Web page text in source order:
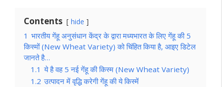
Contents hide
1 भारतीय गेंहू अनुसंधान केंद्र के द्वारा मध्यभारत के लिए गेंहू की 5
किस्मों (New Wheat Variety) को चिंहित किया है, आइए डिटेल
जानते है…
1.1 ये है वह 5 नई गेंहू की किस्म (New Wheat Variety)
1.2 उत्पादन में वृद्धि करेगी गेंहू की ये किस्में